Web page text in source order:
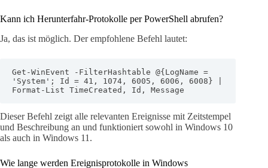
Kann ich Herunterfahr-Protokolle per PowerShell abrufen?
Ja, das ist möglich. Der empfohlene Befehl lautet:
Get-WinEvent -FilterHashtable @{LogName =
'System'; Id = 41, 1074, 6005, 6006, 6008} |
Format-List TimeCreated, Id, Message
Dieser Befehl zeigt alle relevanten Ereignisse mit Zeitstempel
und Beschreibung an und funktioniert sowohl in Windows 10
als auch in Windows 11.
Wie lange werden Ereignisprotokolle in Windows